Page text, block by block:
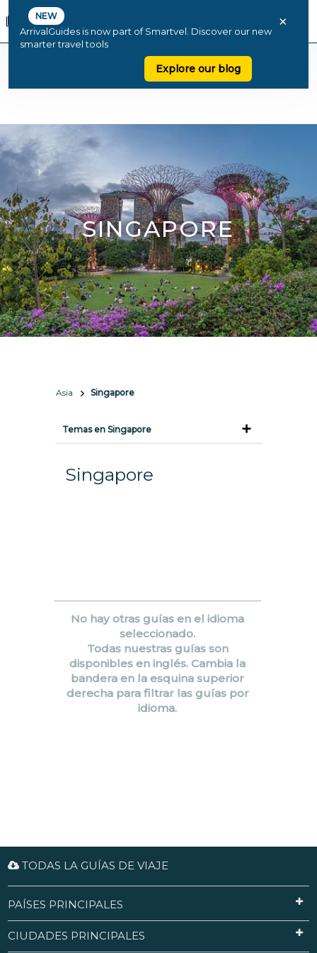
NEW
ArrivalGuides is now part of Smartvel. Discover our new
smarter travel tools
Explore our blog
×
SINGAPORE
Asia Singapore
Temas en Singapore
Singapore
No hay otras guías en el idioma
seleccionado.
Todas nuestras guías son
disponibles en inglés. Cambia la
bandera en la esquina superior
derecha para filtrar las guías por
idioma.
TODAS LA GUÍAS DE VIAJE
PAÍSES PRINCIPALES
CIUDADES PRINCIPALES